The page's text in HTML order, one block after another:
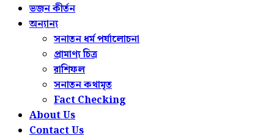
ভজন কীর্তন
অন্যান্য
সনাতন ধর্ম পর্যালোচনা
প্রামাণ্য চিত্র
রাশিফল
সনাতন কথামৃত
Fact Checking
About Us
Contact Us